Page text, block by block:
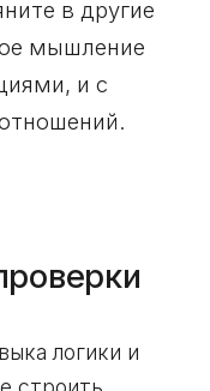
в другие
мышление
и с
логики и